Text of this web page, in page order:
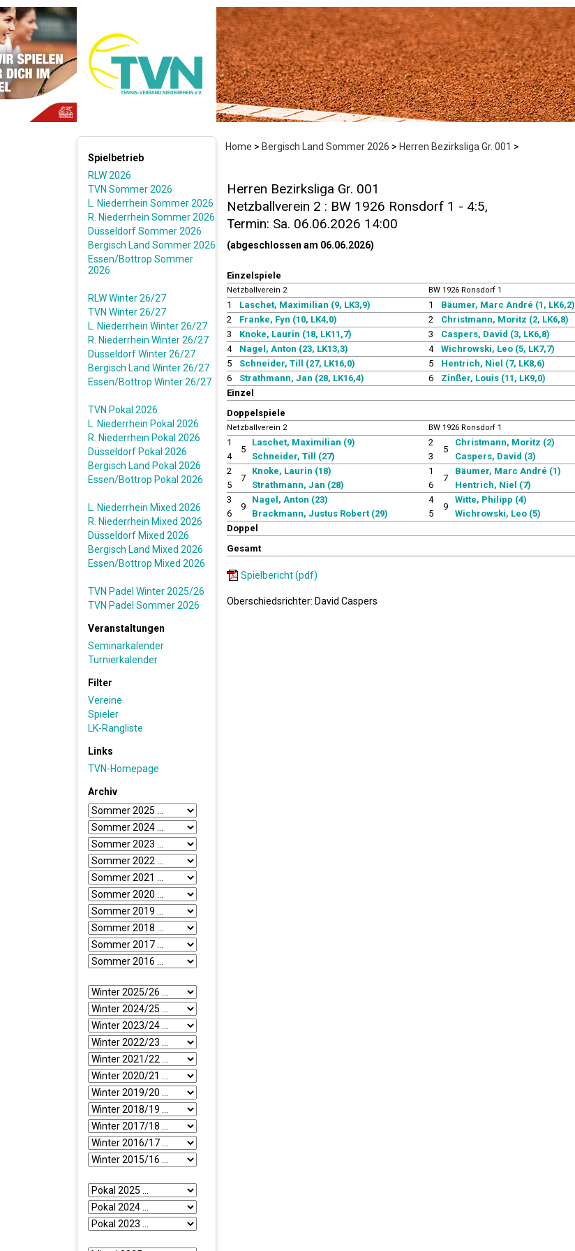
Home > Bergisch Land Sommer 2026 > Herren Bezirksliga Gr. 001 >
Spielbetrieb
RLW 2026
TVN Sommer 2026
L. Niederrhein Sommer 2026
R. Niederrhein Sommer 2026
Düsseldorf Sommer 2026
Bergisch Land Sommer 2026
Essen/Bottrop Sommer
2026
RLW Winter 26/27
TVN Winter 26/27
L. Niederrhein Winter 26/27
R. Niederrhein Winter 26/27
Düsseldorf Winter 26/27
Bergisch Land Winter 26/27
Essen/Bottrop Winter 26/27
TVN Pokal 2026
L. Niederrhein Pokal 2026
R. Niederrhein Pokal 2026
Düsseldorf Pokal 2026
Bergisch Land Pokal 2026
Essen/Bottrop Pokal 2026
L. Niederrhein Mixed 2026
R. Niederrhein Mixed 2026
Düsseldorf Mixed 2026
Bergisch Land Mixed 2026
Essen/Bottrop Mixed 2026
TVN Padel Winter 2025/26
TVN Padel Sommer 2026
Veranstaltungen
Seminarkalender
Turnierkalender
Filter
Vereine
Spieler
LK-Rangliste
Links
TVN-Homepage
Archiv
Herren Bezirksliga Gr. 001
Netzballverein 2 : BW 1926 Ronsdorf 1 - 4:5,
Termin: Sa. 06.06.2026 14:00
(abgeschlossen am 06.06.2026)
Einzelspiele
Netzballverein 2 BW 1926 Ronsdorf 1
1 Laschet, Maximilian (9, LK3,9) 1 Bäumer, Marc André (1, LK6,2)
2
Franke, Fyn (10, LK4,0) 2 Christmann, Moritz (2, LK6,8)
3
Knoke, Laurin (18, LK11,7) 3 Caspers, David (3, LK6,8)
4
Nagel, Anton (23, LK13,3) 4 Wichrowski, Leo (5, LK7,7)
5
Schneider, Till (27, LK16,0) 5 Hentrich, Niel (7, LK8,6)
6
Strathmann, Jan (28, LK16,4) 6 Zinßer, Louis (11, LK9,0)
Einzel
Doppelspiele
Netzballverein 2 BW 1926 Ronsdorf 1
1
4
5
Laschet, Maximilian (9)
Schneider, Till (27)
2
3
5
Christmann, Moritz (2)
Caspers, David (3)
2
5
7
Knoke, Laurin (18)
Strathmann, Jan (28)
1
6
7
Bäumer, Marc André (1)
Hentrich, Niel (7)
3
6
9
Nagel, Anton (23)
Brackmann, Justus Robert (29)
4
5
9
Witte, Philipp (4)
Wichrowski, Leo (5)
Doppel
Gesamt
Spielbericht (pdf)
Oberschiedsrichter: David Caspers